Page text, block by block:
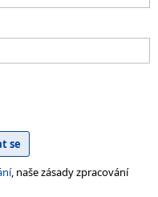
, naše zásady zpracování